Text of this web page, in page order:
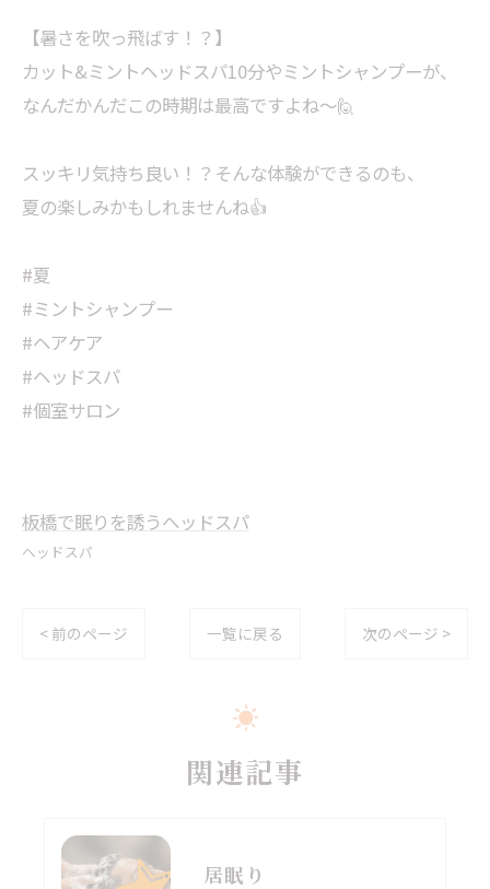
【暑さを吹っ飛ばす！？】
カット&ミントヘッドスパ10分やミントシャンプーが、
なんだかんだこの時期は最高ですよね～🙋
スッキリ気持ち良い！？そんな体験ができるのも、
夏の楽しみかもしれませんね👍
#夏
#ミントシャンプー
#ヘアケア
#ヘッドスパ
#個室サロン
板橋で眠りを誘うヘッドスパ
ヘッドスパ
< 前のページ 一覧に戻る 次のページ >
関連記事
居眠り